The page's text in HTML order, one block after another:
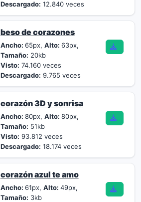
Descargado: 12.840 veces
beso de corazones
Ancho: 65px, Alto: 63px,
Tamaño: 20kb
Visto: 74.160 veces
Descargado: 9.765 veces
corazón 3D y sonrisa
Ancho: 80px, Alto: 80px,
Tamaño: 51kb
Visto: 93.812 veces
Descargado: 18.174 veces
corazón azul te amo
Ancho: 61px, Alto: 49px,
Tamaño: 3kb